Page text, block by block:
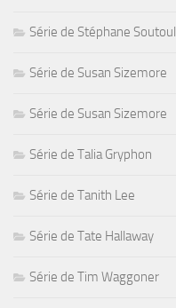
Série de Stéphane Soutoul
Série de Susan Sizemore
Série de Susan Sizemore
Série de Talia Gryphon
Série de Tanith Lee
Série de Tate Hallaway
Série de Tim Waggoner